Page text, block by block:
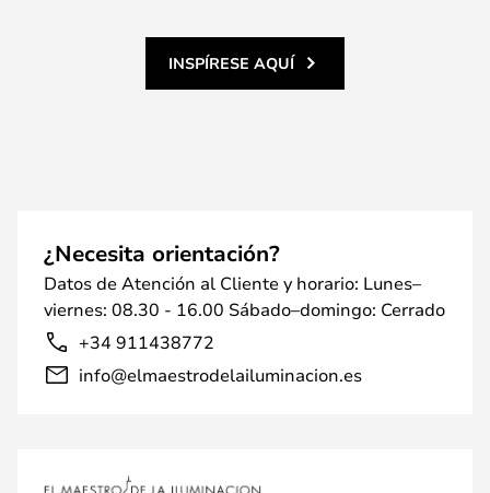
INSPÍRESE AQUÍ
¿Necesita orientación?
Datos de Atención al Cliente y horario: Lunes–
viernes: 08.30 - 16.00 Sábado–domingo: Cerrado
+34 911438772
info@elmaestrodelailuminacion.es